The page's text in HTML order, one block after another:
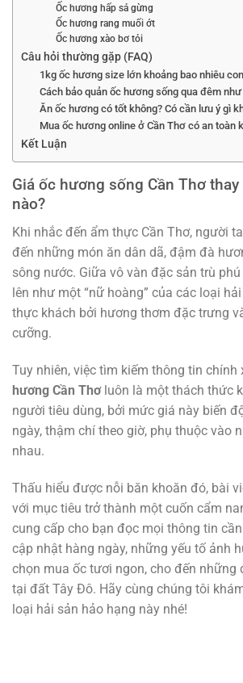
Ốc hương hấp sả gừng
Ốc hương rang muối ớt
Ốc hương xào bơ tỏi
Câu hỏi thường gặp (FAQ)
1kg ốc hương size lớn khoảng bao nhiêu
Cách bảo quản ốc hương sống qua đêm như
Ăn ốc hương có tốt không? Có cần lưu ý gì
Mua ốc hương online ở Cần Thơ có an toàn
Kết Luận
Giá ốc hương sống Cần Thơ
nào?
Khi nhắc đến ẩm thực Cần Thơ, người
đến những món ăn dân dã, đậm đà
sông nước. Giữa vô vàn đặc sản trù
lên như một “nữ hoàng” của các loại
thực khách bởi hương thơm đặc trưng
cưỡng.
Tuy nhiên, việc tìm kiếm thông tin chính
hương Cần Thơluôn là một thách thức
người tiêu dùng, bởi mức giá này biến
ngày, thậm chí theo giờ, phụ thuộc vào
nhau.
Thấu hiểu được nỗi băn khoăn đó, bài
với mục tiêu trở thành một cuốn cẩm
cung cấp cho bạn đọc mọi thông tin
cập nhật hàng ngày, những yếu tố ảnh
chọn mua ốc tươi ngon, cho đến những
tại đất Tây Đô. Hãy cùng chúng tôi
loại hải sản hảo hạng này nhé!